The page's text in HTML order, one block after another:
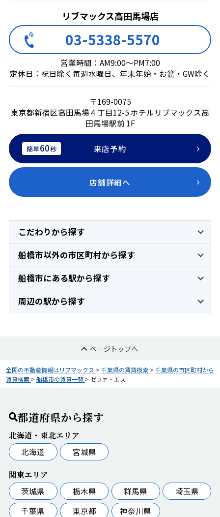
リブマックス高田馬場店
03-5338-5570
営業時間：AM9:00～PM7:00
定休日：祝日除く毎週水曜日、年末年始・お盆・GW除く
〒169-0075
東京都新宿区高田馬場４丁目12-5 ホテルリブマックス高
田馬場駅前 1F
簡単60秒 来店予約
店舗詳細へ
こだわりから探す
船橋市以外の市区町村から探す
船橋市にある駅から探す
周辺の駅から探す
ページトップへ
全国の不動産情報はリブマックス > 千葉県の賃貸検索 > 千葉県の市区町村から
賃貸検索 > 船橋市の賃貸一覧 > ゼファ・エス
都道府県から探す
北海道・東北エリア
北海道
宮城県
関東エリア
茨城県
栃木県 群馬県
埼玉県
千葉県
東京都 神奈川県